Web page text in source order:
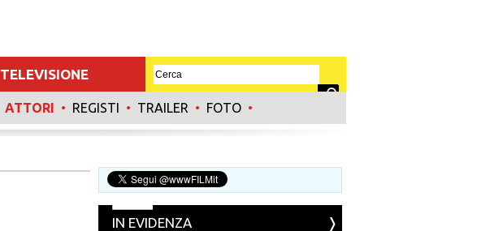
TELEVISIONE
ATTORI • REGISTI • TRAILER • FOTO •
IN EVIDENZA